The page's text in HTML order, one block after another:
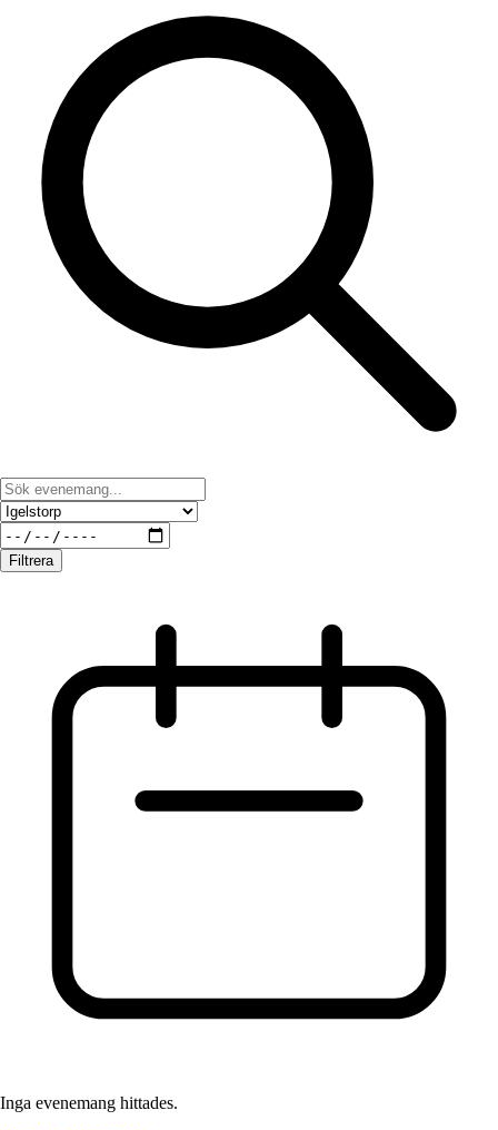
Filtrera
Inga evenemang hittades.